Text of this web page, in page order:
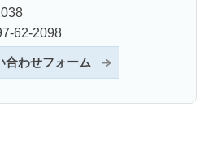
62-2098
合わせフォーム